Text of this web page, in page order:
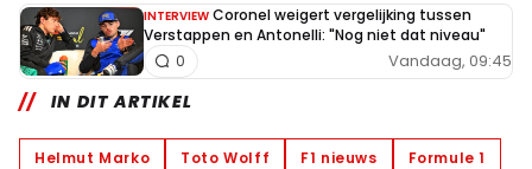
INTERVIEW Coronel weigert vergelijking tussen
Verstappen en Antonelli: "Nog niet dat niveau"
Vandaag, 09:45
0
IN DIT ARTIKEL
Helmut Marko Toto Wolff F1 nieuws
Formule 1